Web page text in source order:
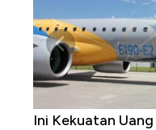
Ini Kekuatan